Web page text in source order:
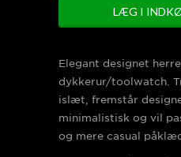
Elegant designet
dykkerur/toolwatch.
islæt, fremstår
minimalistisk og vil
og mere casual